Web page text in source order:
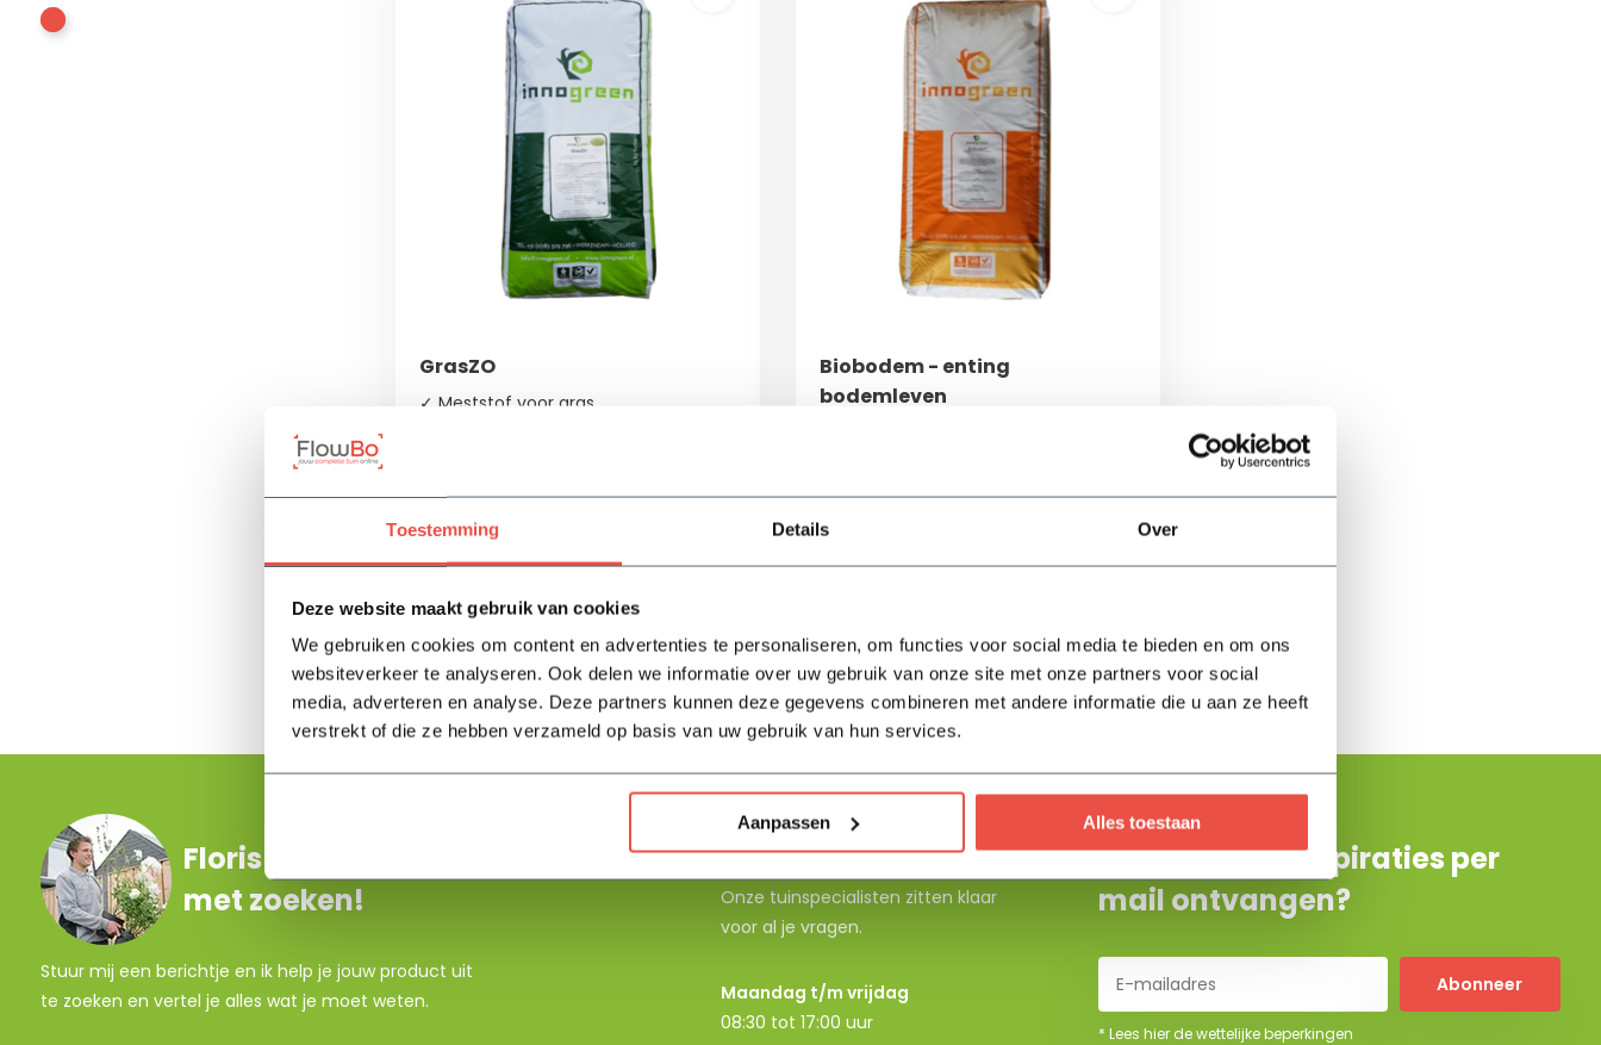
Toestemming Details Over
Deze website maakt gebruik van cookies
We gebruiken cookies om content en advertenties te personaliseren, om functies voor social media te bieden en om ons
websiteverkeer te analyseren. Ook delen we informatie over uw gebruik van onze site met onze partners voor social
media, adverteren en analyse. Deze partners kunnen deze gegevens combineren met andere informatie die u aan ze heeft
verstrekt of die ze hebben verzameld op basis van uw gebruik van hun services.
Aanpassen Alles toestaan
GrasZO
✓ Meststof voor gras
Op voorraad
34,15
Biobodem - enting
bodemleven
Floris helpt je graag
met zoeken!
Stuur mij een berichtje en ik help je jouw product uit
te zoeken en vertel je alles wat je moet weten.
Neem contact op
Onze tuinspecialisten zitten klaar
voor al je vragen.
Maandag t/m vrijdag
08:30 tot 17:00 uur
De beste tuininspiraties per
mail ontvangen?
Abonneer
* Lees hier de wettelijke beperkingen